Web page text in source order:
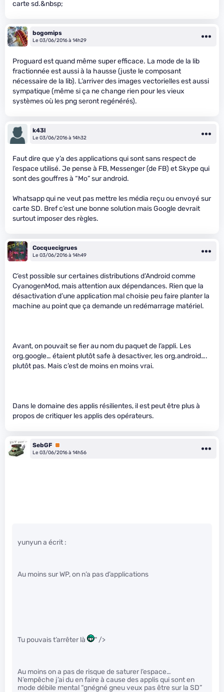
carte sd.&nbsp;
bogomips
Le 03/06/2016 à 14h29
Proguard est quand même super efficace. La mode de la lib
fractionnée est aussi à la hausse (juste le composant
nécessaire de la lib). L’arriver des images vectorielles est aussi
sympatique (même si ça ne change rien pour les vieux
systèmes où les png seront regénérés).
k43l
Le 03/06/2016 à 14h32
Faut dire que y’a des applications qui sont sans respect de
l’espace utilisé. Je pense à FB, Messenger (de FB) et Skype qui
sont des gouffres à “Mo” sur android.
Whatsapp qui ne veut pas mettre les média reçu ou envoyé sur
carte SD. Bref c’est une bonne solution mais Google devrait
surtout imposer des règles.
Cocquecigrues
Le 03/06/2016 à 14h49
C’est possible sur certaines distributions d’Android comme
CyanogenMod, mais attention aux dépendances. Rien que la
désactivation d’une application mal choisie peu faire planter la
machine au point que ça demande un redémarrage matériel.
Avant, on pouvait se fier au nom du paquet de l’appli. Les
org.google… étaient plutôt safe à desactiver, les org.android….
plutôt pas. Mais c’est de moins en moins vrai.
Dans le domaine des applis résilientes, il est peut être plus à
propos de critiquer les applis des opérateurs.
SebGF Premium
Le 03/06/2016 à 14h56
yunyun a écrit :
Au moins sur WP, on n’a pas d’applications
Tu pouvais t’arrêter là " />
Au moins on a pas de risque de saturer l’espace…
N’empêche j’ai du en faire à cause des applis qui sont en
mode débile mental “gnégné gneu veux pas être sur la SD”